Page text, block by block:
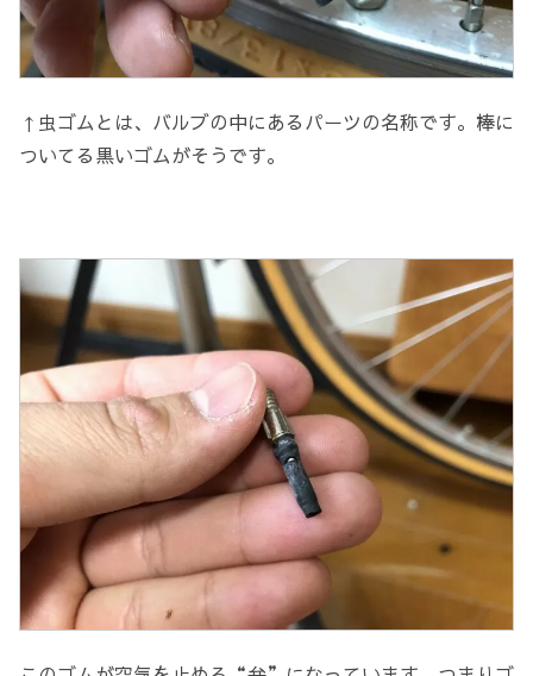
↑虫ゴムとは、バルブの中にあるパーツの名称です。棒に
ついてる黒いゴムがそうです。